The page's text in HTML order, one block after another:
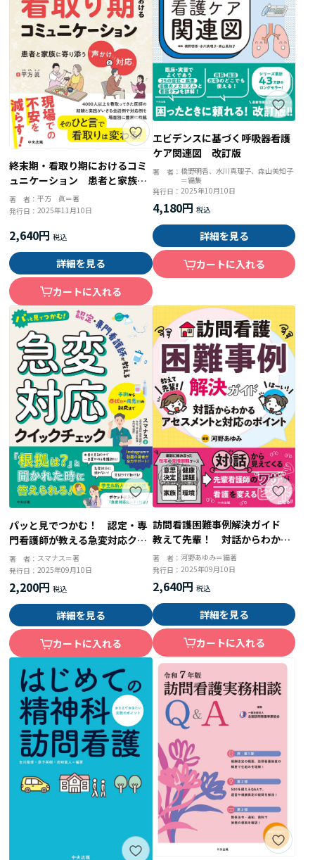
終末期・看取り期におけるコミ
ュニケーション 患者と家族に
寄り添う「声かけ」と「対応」
著 者：平方 眞＝著
発行日：2025年11月10日
2,640円
詳細を見る
カートに入れる
エビデンスに基づく呼吸器看護
ケア関連図 改訂版
著 者： 橋野明香、水川真理子、森山美知子
＝編集
発行日： 2025年10月10日
4,180円
詳細を見る
カートに入れる
パッと見でつかむ！ 認定・専
門看護師が教える急変対応クイ
ックチェック 予測から症状
別・疾患別の対応まで
著 者： スマナス＝著
発行日：2025年09月10日
2,200円
詳細を見る
カートに入れる
訪問看護困難事例解決ガイド
教えて先輩！ 対話からわかる
アセスメントと対応のポイント
著 者： 河野あゆみ＝編著
発行日： 2025年09月10日
2,640円
詳細を見る
カートに入れる